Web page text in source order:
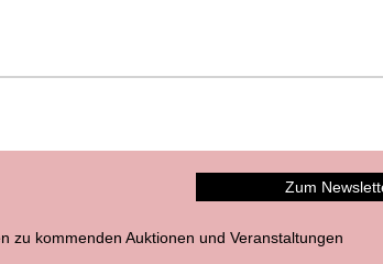
zu kommenden Auktionen und Veranstaltungen
Zum